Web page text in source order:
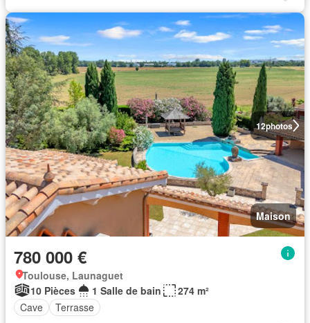
12photos
Maison
780 000 €
Toulouse, Launaguet
10 Pièces
1 Salle de bain
274 m²
Cave
Terrasse